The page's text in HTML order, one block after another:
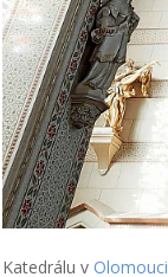
Katedrálu v Olomouci